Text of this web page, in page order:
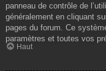
panneau de contrôle de
généralement en cliquant
pages du forum. Ce
paramètres et toutes vos
Haut